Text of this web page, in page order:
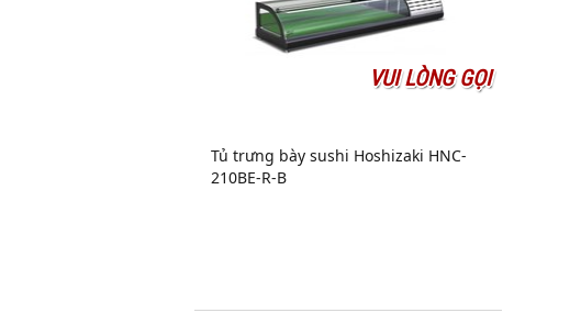
VUI LÒNG GỌI
Tủ trưng bày sushi Hoshizaki HNC-
210BE-R-B